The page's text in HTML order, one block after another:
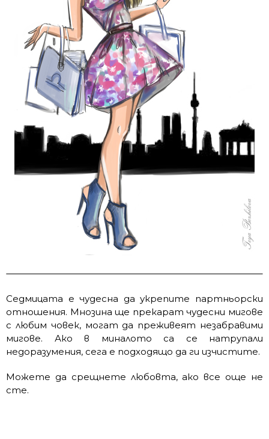
Седмицата е чудесна да укрепите партньорски
отношения. Мнозина ще прекарат чудесни мигове
с любим човек, могат да преживеят незабравими
мигове. Ако в миналото са се натрупали
недоразумения, сега е подходящо да ги изчистите.
Можете да срещнете любовта, ако все още не
сте.